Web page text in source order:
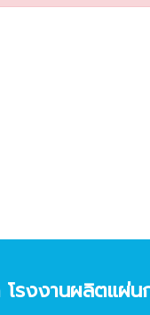
รงงานผลิตแผ่น